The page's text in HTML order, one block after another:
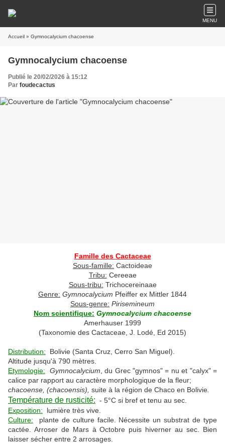
MENU
Accueil » Gymnocalycium chacoense
Gymnocalycium chacoense
Publié le 20/02/2026 à 15:12
Par foudecactus
Famille des Cactaceae
Sous-famille: Cactoideae
Tribu: Cereeae
Sous-tribu: Trichocereinaae
Genre: Gymnocalycium Pfeiffer ex Mittler 1844
Sous-genre: Pirisemineum
Nom scientifique: Gymnocalycium chacoense
Amerhauser 1999
(Taxonomie des Cactaceae, J. Lodé, Ed 2015)
Distribution: Bolivie (Santa Cruz, Cerro San Miguel).
Altitude jusqu'à 790 mètres.
Etymologie:
Gymnocalycium , du Grec "gymnos" = nu et "calyx" =
calice par rapport au caractère morphologique de la fleur;
chacoense, (chacoensis), suite à la région de Chaco en Bolivie
Température de rusticité: - 5°C si bref et tenu au sec.
Exposition: lumière très vive.
Culture: plante de culture facile. Nécessite un substrat de type
cactée. Arroser de Mars à Octobre puis hiverner au sec. Bien
laisser sécher entre 2 arrosages.